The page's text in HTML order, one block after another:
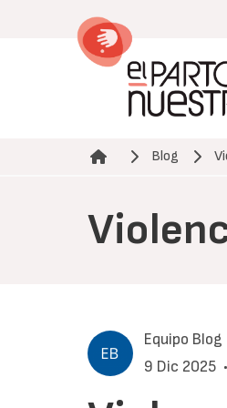
Ruta de navegación
Blog
Equipo Blog
9 Dic 2025